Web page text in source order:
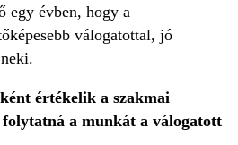
egy évben, hogy a
válogatottal, jó
értékelik a szakmai
folytatná a munkát a válogatott